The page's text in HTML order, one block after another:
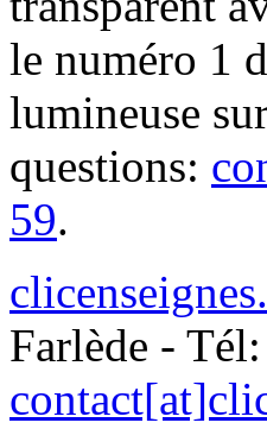
le numéro 1
lumineuse
questions:
59.
Farlède - Tél: